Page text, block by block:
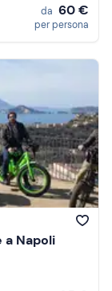
da 60 €
per persona
Napoli